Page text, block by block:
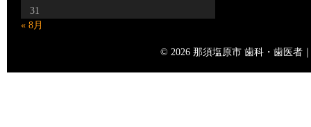
31
« 8月
© 2026 那須塩原市 歯科・歯医者